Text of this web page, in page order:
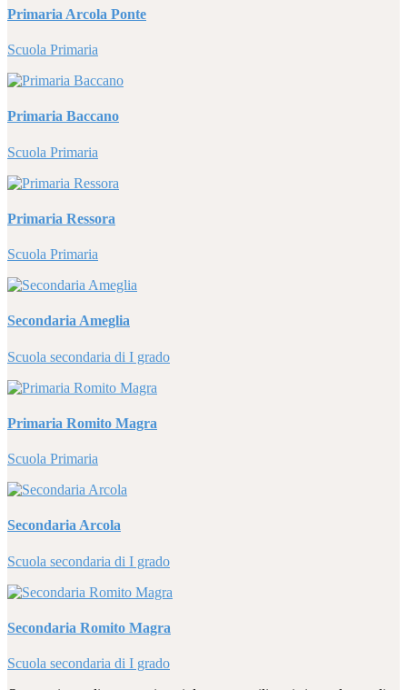
Primaria Arcola Ponte
Scuola Primaria
Primaria Baccano
Scuola Primaria
Primaria Ressora
Scuola Primaria
Secondaria Ameglia
Scuola secondaria di I grado
Primaria Romito Magra
Scuola Primaria
Secondaria Arcola
Scuola secondaria di I grado
Secondaria Romito Magra
Scuola secondaria di I grado